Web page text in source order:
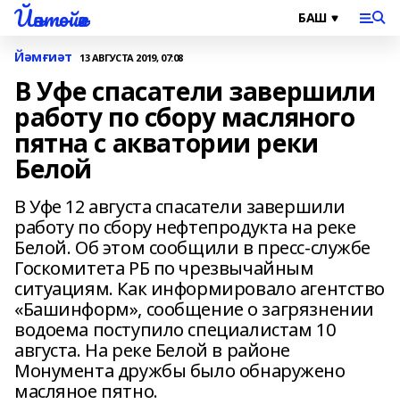
Йәнтөйәк
Йәмғиәт 13 АВГУСТА 2019, 07:08
В Уфе спасатели завершили
работу по сбору масляного
пятна с акватории реки
Белой
В Уфе 12 августа спасатели завершили
работу по сбору нефтепродукта на реке
Белой. Об этом сообщили в пресс-службе
Госкомитета РБ по чрезвычайным
ситуациям. Как информировало агентство
«Башинформ», сообщение о загрязнении
водоема поступило специалистам 10
августа. На реке Белой в районе
Монумента дружбы было обнаружено
масляное пятно.